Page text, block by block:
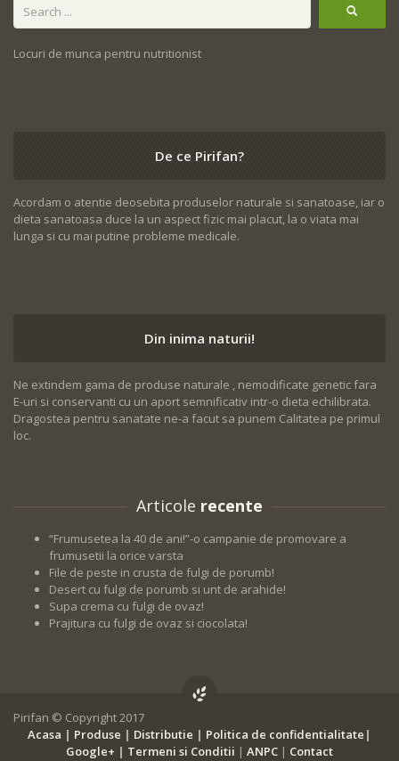
Locuri de munca pentru nutritionist
De ce Pirifan?
Acordam o atentie deosebita produselor naturale si sanatoase, iar o
dieta sanatoasa duce la un aspect fizic mai placut, la o viata mai
lunga si cu mai putine probleme medicale.
Din inima naturii!
Ne extindem gama de produse naturale , nemodificate genetic fara
E-uri si conservanti cu un aport semnificativ intr-o dieta echilibrata.
Dragostea pentru sanatate ne-a facut sa punem Calitatea pe primul
loc.
Articole recente
“Frumusetea la 40 de ani!”-o campanie de promovare a
frumusetii la orice varsta
File de peste in crusta de fulgi de porumb!
Desert cu fulgi de porumb si unt de arahide!
Supa crema cu fulgi de ovaz!
Prajitura cu fulgi de ovaz si ciocolata!
Pirifan © Copyright 2017
Acasa | Produse | Distributie | Politica de confidentialitate |
Google+ | Termeni si Conditii | ANPC | Contact